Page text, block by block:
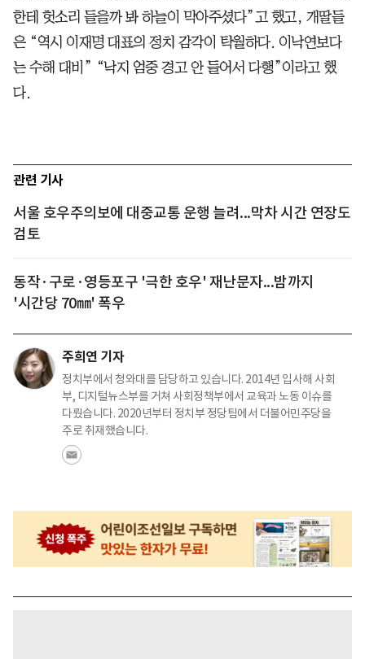
한테 헛소리 들을까 봐 하늘이 막아주셨다”고 했고, 개딸들
은 “역시 이재명 대표의 정치 감각이 탁월하다. 이낙연보다
는 수해 대비” “낙지 엄중 경고 안 들어서 다행”이라고 했
다.
관련 기사
서울 호우주의보에 대중교통 운행 늘려...막차 시간 연장도
검토
동작·구로·영등포구 '극한 호우' 재난문자...밤까지
'시간당 70㎜' 폭우
주희연 기자
정치부에서 청와대를 담당하고 있습니다. 2014년 입사해 사회
부, 디지털뉴스부를 거쳐 사회정책부에서 교육과 노동 이슈를
다뤘습니다. 2020년부터 정치부 정당팀에서 더불어민주당을
주로 취재했습니다.